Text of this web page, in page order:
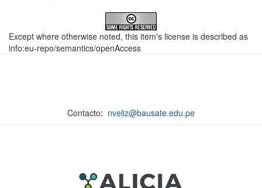
Except where otherwise noted, this item's license is described as
info:eu-repo/semantics/openAccess
Contacto: nveliz@bausate.edu.pe